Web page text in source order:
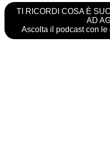
TI RICORDI COSA È
AD
Ascolta il podcast con